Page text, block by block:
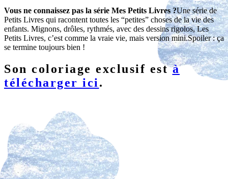
Vous ne connaissez pas la série Mes Petits Livres ?Une série de
Petits Livres qui racontent toutes les “petites” choses de la vie des
enfants. Mignons, drôles, rythmés, avec des dessins rigolos, Les
Petits Livres, c’est comme la vraie vie, mais version mini.Spoiler : ça
se termine toujours bien !
Son coloriage exclusif està
télécharger ici.